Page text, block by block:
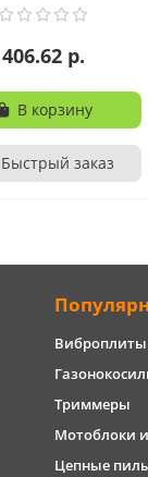
406.62 р.
В корзину
Быстрый заказ
Триммеры
Мотоблоки
Цепные